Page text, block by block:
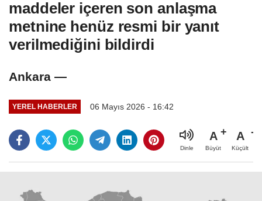
maddeler içeren son anlaşma
metnine henüz resmi bir yanıt
verilmediğini bildirdi
Ankara —
YEREL HABERLER 06 Mayıs 2026 - 16:42
Dinle
A
Büyüt
A
Küçült